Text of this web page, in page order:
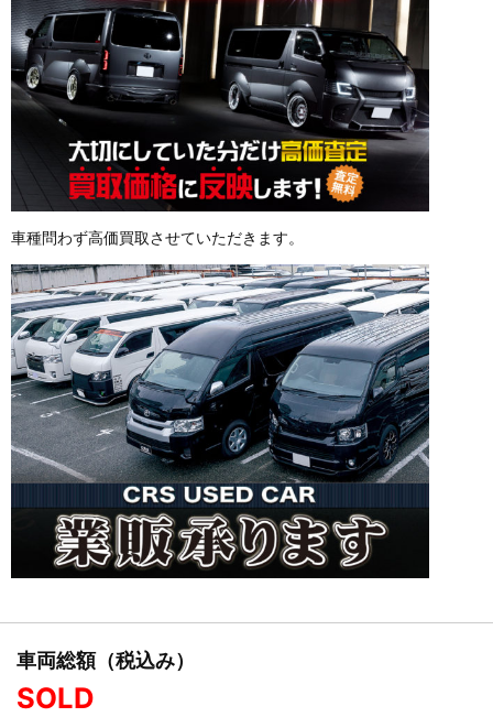
車種問わず高価買取させていただきます。
車両総額（税込み）
SOLD